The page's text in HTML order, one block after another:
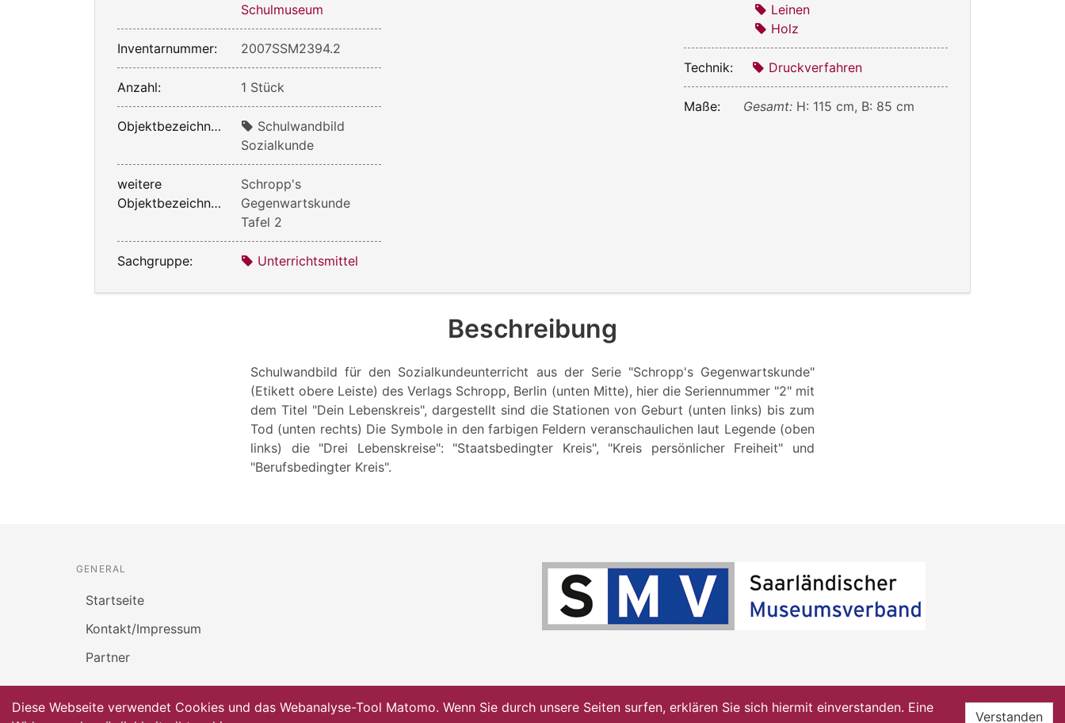
Schulmuseum
Inventarnummer: 2007SSM2394.2
Anzahl: 1 Stück
Objektbezeichnung:
Schulwandbild
Sozialkunde
weitere
Objektbezeichnung:
Schropp's
Gegenwartskunde
Tafel 2
Sachgruppe: Unterrichtsmittel
Leinen
Holz
Technik: Druckverfahren
Maße: Gesamt: H: 115 cm, B: 85 cm
Beschreibung
Schulwandbild für den Sozialkundeunterricht aus der Serie "Schropp's Gegenwartskunde"
(Etikett obere Leiste) des Verlags Schropp, Berlin (unten Mitte), hier die Seriennummer "2" mit
dem Titel "Dein Lebenskreis", dargestellt sind die Stationen von Geburt (unten links) bis zum
Tod (unten rechts) Die Symbole in den farbigen Feldern veranschaulichen laut Legende (oben
links) die "Drei Lebenskreise": "Staatsbedingter Kreis", "Kreis persönlicher Freiheit" und
"Berufsbedingter Kreis".
GENERAL
Startseite
Kontakt/Impressum
Partner
Diese Webseite verwendet Cookies und das Webanalyse-Tool Matomo. Wenn Sie durch unsere Seiten surfen, erklären Sie sich hiermit einverstanden. Eine
Verstanden